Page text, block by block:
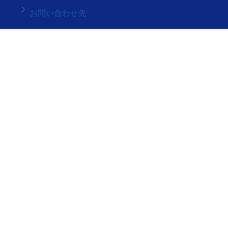
keyboard_arrow_right お問い合わせ先